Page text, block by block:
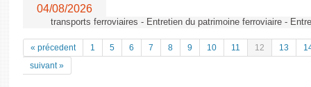
04/08/2026
transports ferroviaires - Entretien du patrimoine ferroviaire -
« précedent 1 5 6 7 8 9 10 11 12 13
suivant »